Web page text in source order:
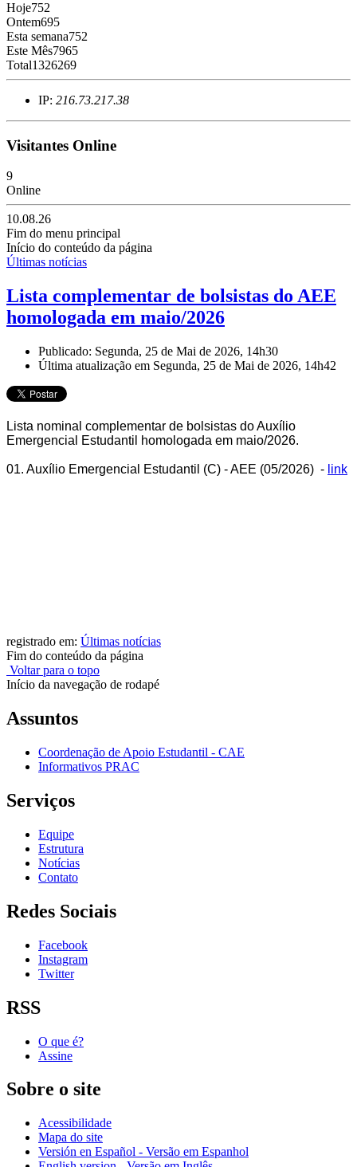
Hoje752
Ontem695
Esta semana752
Este Mês7965
Total1326269
IP: 216.73.217.38
Visitantes Online
9
Online
10.08.26
Fim do menu principal
Início do conteúdo da página
Últimas notícias
Lista complementar de bolsistas do AEE
homologada em maio/2026
Publicado: Segunda, 25 de Mai de 2026, 14h30
Última atualização em Segunda, 25 de Mai de 2026, 14h42
Lista nominal complementar de bolsistas do Auxílio
Emergencial Estudantil homologada em maio/2026.
01. Auxílio Emergencial Estudantil (C) - AEE (05/2026) - link
registrado em: Últimas notícias
Fim do conteúdo da página
Voltar para o topo
Início da navegação de rodapé
Assuntos
Coordenação de Apoio Estudantil - CAE
Informativos PRAC
Serviços
Equipe
Estrutura
Notícias
Contato
Redes Sociais
Facebook
Instagram
Twitter
RSS
O que é?
Assine
Sobre o site
Acessibilidade
Mapa do site
Versión en Español - Versão em Espanhol